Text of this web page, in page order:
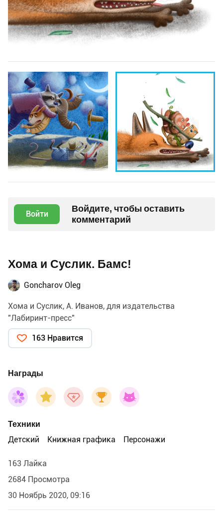
Войти
Войдите, чтобы оставить
комментарий
Хома и Суслик. Бамс!
Goncharov Oleg
Хома и Суслик, А. Иванов, для издательства
"Лабиринт-пресс"
163 Нравится
Награды
Техники
Детский
Книжная графика Персонажи
163 Лайка
2684 Просмотра
30 Ноябрь 2020, 09:16